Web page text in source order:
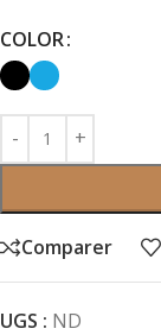
COLOR
Comparer
UGS : ND